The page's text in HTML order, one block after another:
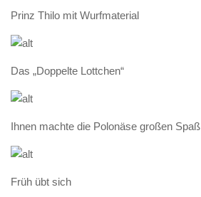
Prinz Thilo mit Wurfmaterial
Das „Doppelte Lottchen“
Ihnen machte die Polonäse großen Spaß
Früh übt sich